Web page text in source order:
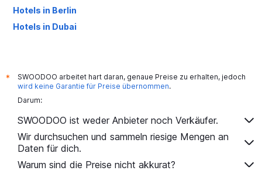
Hotels in Berlin
Hotels in Dubai
*
SWOODOO arbeitet hart daran, genaue Preise zu erhalten, jedoch
wird keine Garantie für Preise übernommen.
Darum:
SWOODOO ist weder Anbieter noch Verkäufer.
Wir durchsuchen und sammeln riesige Mengen an
Daten für dich.
Warum sind die Preise nicht akkurat?